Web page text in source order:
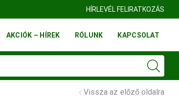
FINN FATELEP BUDAÖRSHÍRLEVÉL FELIRATKOZÁS
AKCIÓK – HÍREK RÓLUNK KAPCSOLAT
Vissza az előző oldalra